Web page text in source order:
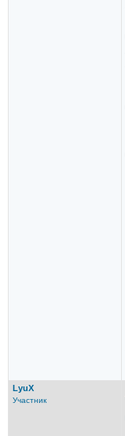
LyuX
Участник